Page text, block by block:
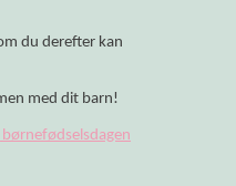
du derefter kan
med dit barn!